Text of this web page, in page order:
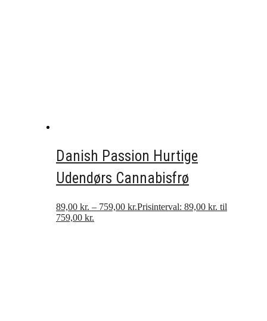
Danish Passion Hurtige
Udendørs Cannabisfrø
89,00 kr. – 759,00 kr.Prisinterval: 89,00 kr. til
759,00 kr.